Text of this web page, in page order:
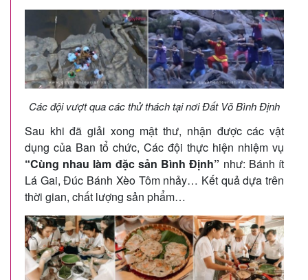
Các đội vượt qua các thử thách tại nơi Đất Võ Bình Định
Sau khi đã giải xong mật thư, nhận được các vật
dụng của Ban tổ chức, Các đội thực hiện nhiệm vụ
“Cùng nhau làm đặc sản Bình Định” như: Bánh ít
Lá Gai, Đúc Bánh Xèo Tôm nhảy… Kết quả dựa trên
thời gian, chất lượng sản phẩm…